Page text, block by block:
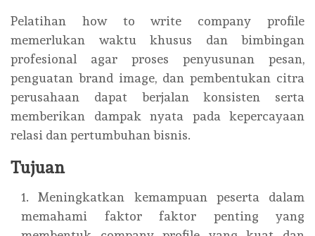
Pelatihan how to write company profile
memerlukan waktu khusus dan bimbingan
profesional agar proses penyusunan pesan,
penguatan brand image, dan pembentukan citra
perusahaan dapat berjalan konsisten serta
memberikan dampak nyata pada kepercayaan
relasi dan pertumbuhan bisnis.
Tujuan
Meningkatkan kemampuan peserta dalam
memahami faktor faktor penting yang